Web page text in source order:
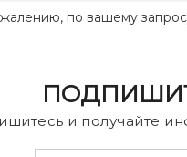
по вашему
и получайте